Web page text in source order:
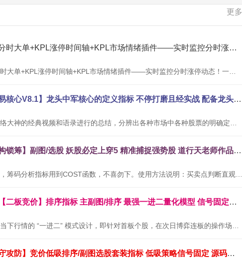
更多
通达信最强分时大单+KPL涨停时间轴+KPL市场情绪插件——实时监控分时涨停动态！
通达信最强分时大单+KPL涨停时间轴+KPL市场情绪插件——实时监控分时涨停动态！一、核心功能1、分时大单主图叠加上...
通达信【交易核心V8.1】龙头中军核心的定义指标 不停打磨且经实战 配备龙头抱团选股
本公式根据网络大神的经典视频和语录进行的总结，分辨出各种市场中各种股票的明确定义。明确一个关键的问题，为什么有些板块上涨...
通达信【机构锁筹】副图/选股 妖股必定上穿5 精准捕捉强势股 道行天老师作品 源码
机构锁筹副图，筹码分析指标用到COST函数，不喜勿下。使用方法说明：买卖点判断直观明了1、买入时机把握：当机构锁筹数值上穿5...
通达信金钻【二板竞价】排序指标 主副图/排序 最强一进二量化模型 信号固定支持回测 源码
本套指标专为当下行情的 “一进二” 模式设计，即针对首板个股，在次日博弈连板的操作场景。需要注意的是，该指标仅适用于电脑端...
通达信【墨守攻防】竞价低吸排序/副图选股套装指标 低吸策略信号固定 源码无未来